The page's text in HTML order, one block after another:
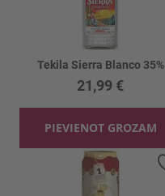
Tekila Sierra Blanco 35%
21,99 €
PIEVIENOT GROZAM